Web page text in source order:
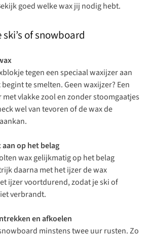
goed welke wax jij nodig hebt.
of snowboard
tegen een speciaal waxijzer aan
te smelten. Geen waxijzer? Een
vlakke zool en zonder stoomgaatjes
wel van tevoren of de wax de
aan op het belag
wax gelijkmatig op het belag
daarna met het ijzer de wax
ijzer voortdurend, zodat je ski of
verbrandt.
en afkoelen
minstens twee uur rusten. Zo